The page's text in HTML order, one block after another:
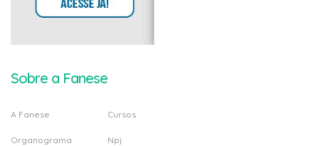
Sobre a Fanese
A Fanese
Organograma
Cursos
Npj